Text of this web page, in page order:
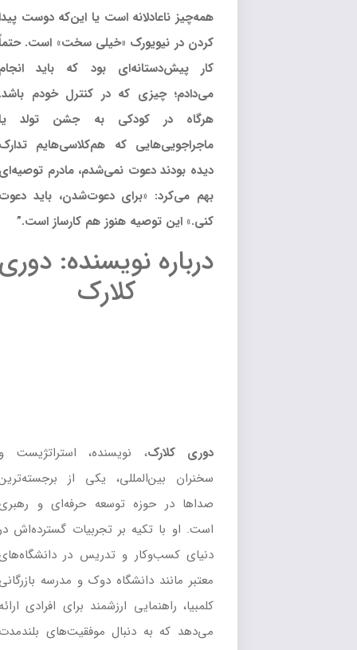
همه‌چیز ناعادلانه است یا این‌که دوست پیدا
کردن در نیویورک «خیلی سخت» است. حتماً
کار پیش‌دستانه‌ای بود که باید انجام
می‌دادم؛ چیزی که در کنترل خودم باشد.
هرگاه در کودکی به جشن تولد یا
ماجراجویی‌هایی که هم‌کلاسی‌هایم تدارک
دیده بودند دعوت نمی‌شدم، مادرم توصیه‌ا‌ی
بهم می‌کرد: «برای دعوت‌شدن، باید دعوت
کنی.» این توصیه هنوز هم کارساز است.”
درباره نویسنده: دوری
کلارک
دوری کلارک
، نویسنده، استراتژیست و
سخنران بین‌المللی، یکی از برجسته‌ترین
صداها در حوزه توسعه حرفه‌ای و رهبری
است. او با تکیه بر تجربیات گسترده‌اش در
دنیای کسب‌وکار و تدریس در دانشگاه‌های
معتبر مانند دانشگاه دوک و مدرسه بازرگانی
کلمبیا، راهنمایی ارزشمند برای افرادی ارائه
می‌دهد که به دنبال موفقیت‌های بلندمدت